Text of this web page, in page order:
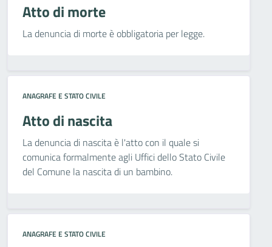
Atto di morte
La denuncia di morte è obbligatoria per legge.
ANAGRAFE E STATO CIVILE
Atto di nascita
La denuncia di nascita è l'atto con il quale si
comunica formalmente agli Uffici dello Stato Civile
del Comune la nascita di un bambino.
ANAGRAFE E STATO CIVILE